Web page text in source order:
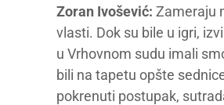
Zoran Ivošević: Zameraju
vlasti. Dok su bile u igri,
u Vrhovnom sudu imali
bili na tapetu opšte
pokrenuti postupak,